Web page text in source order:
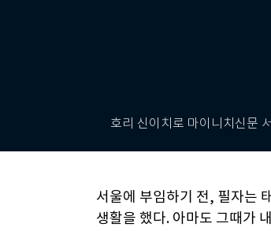
호리 신이치로 마이니치신문
서울에 부임하기 전, 필자는
생활을 했다. 아마도 그때가